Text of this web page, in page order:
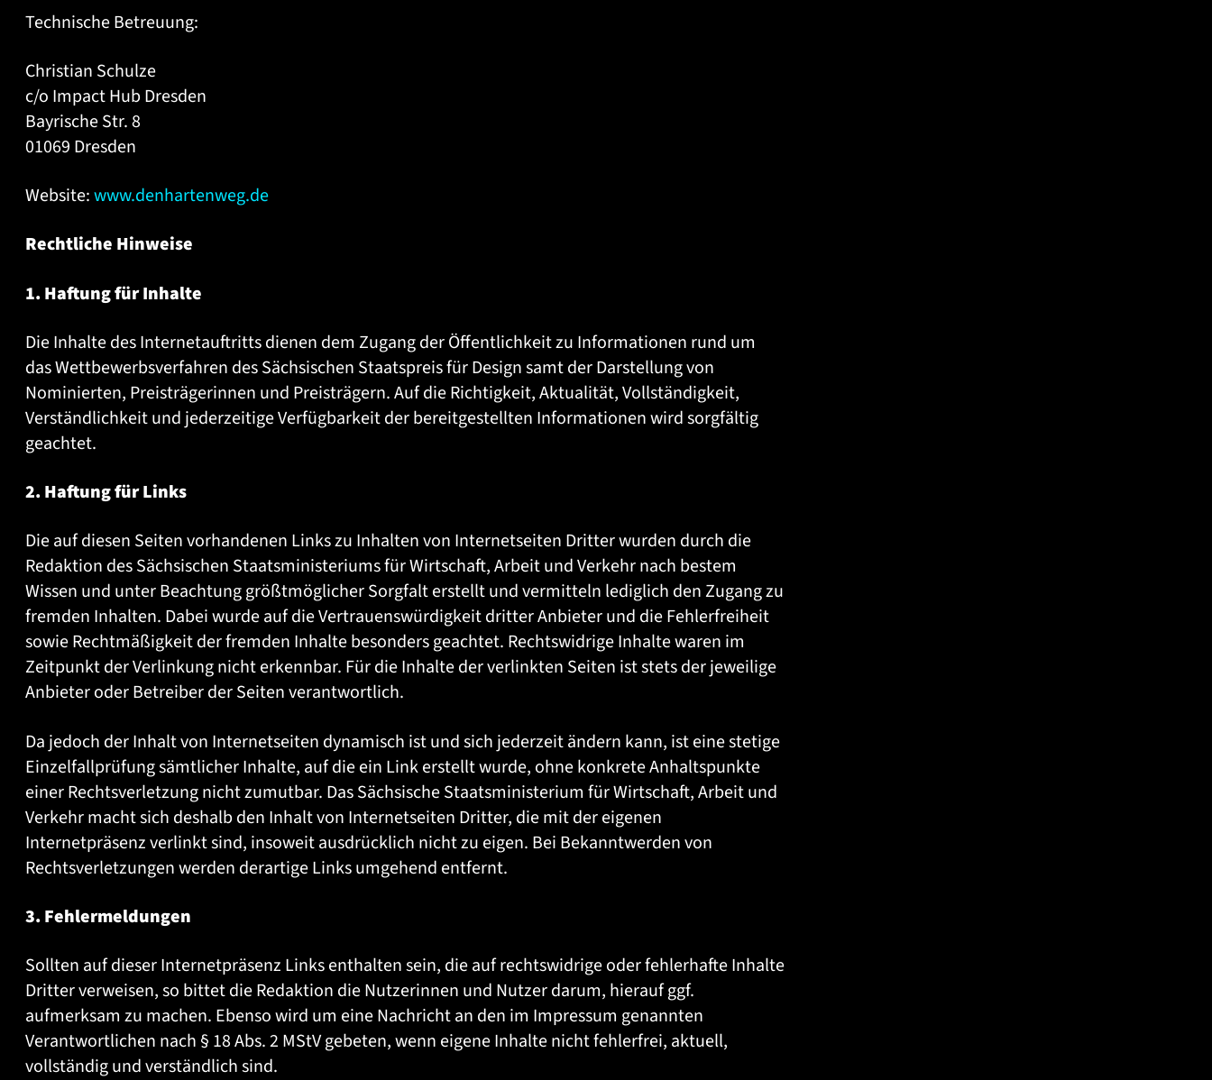
Technische Betreuung:
Christian Schulze
c/o Impact Hub Dresden
Bayrische Str. 8
01069 Dresden
Website:www.denhartenweg.de
Rechtliche Hinweise
1. Haftung für Inhalte
Die Inhalte des Internetauftritts dienen dem Zugang der Öffentlichkeit zu Informationen rund um
das Wettbewerbsverfahren des Sächsischen Staatspreis für Design samt der Darstellung von
Nominierten, Preisträgerinnen und Preisträgern. Auf die Richtigkeit, Aktualität, Vollständigkeit,
Verständlichkeit und jederzeitige Verfügbarkeit der bereitgestellten Informationen wird sorgfältig
geachtet.
2. Haftung für Links
Die auf diesen Seiten vorhandenen Links zu Inhalten von Internetseiten Dritter wurden durch die
Redaktion des Sächsischen Staatsministeriums für Wirtschaft, Arbeit und Verkehr nach bestem
Wissen und unter Beachtung größtmöglicher Sorgfalt erstellt und vermitteln lediglich den Zugang zu
fremden Inhalten. Dabei wurde auf die Vertrauenswürdigkeit dritter Anbieter und die Fehlerfreiheit
sowie Rechtmäßigkeit der fremden Inhalte besonders geachtet. Rechtswidrige Inhalte waren im
Zeitpunkt der Verlinkung nicht erkennbar. Für die Inhalte der verlinkten Seiten ist stets der jeweilige
Anbieter oder Betreiber der Seiten verantwortlich.
Da jedoch der Inhalt von Internetseiten dynamisch ist und sich jederzeit ändern kann, ist eine stetige
Einzelfallprüfung sämtlicher Inhalte, auf die ein Link erstellt wurde, ohne konkrete Anhaltspunkte
einer Rechtsverletzung nicht zumutbar. Das Sächsische Staatsministerium für Wirtschaft, Arbeit und
Verkehr macht sich deshalb den Inhalt von Internetseiten Dritter, die mit der eigenen
Internetpräsenz verlinkt sind, insoweit ausdrücklich nicht zu eigen. Bei Bekanntwerden von
Rechtsverletzungen werden derartige Links umgehend entfernt.
3. Fehlermeldungen
Sollten auf dieser Internetpräsenz Links enthalten sein, die auf rechtswidrige oder fehlerhafte Inhalte
Dritter verweisen, so bittet die Redaktion die Nutzerinnen und Nutzer darum, hierauf ggf.
aufmerksam zu machen. Ebenso wird um eine Nachricht an den im Impressum genannten
Verantwortlichen nach § 18 Abs. 2 MStV gebeten, wenn eigene Inhalte nicht fehlerfrei, aktuell,
vollständig und verständlich sind.